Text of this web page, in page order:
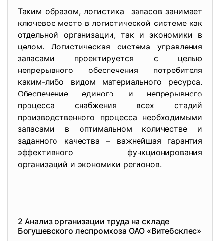
Таким образом, логистика запасов занимает
ключевое место в логистической системе как
отдельной организации, так и экономики в
целом. Логистическая система управления
запасами проектируется с целью
непрерывного обеспечения потребителя
каким-либо видом материального ресурса.
Обеспечение единого и непрерывного
процесса снабжения всех стадий
производственного процесса необходимыми
запасами в оптимальном количестве и
заданного качества – важнейшая гарантия
эффективного функционирования
организаций и экономики регионов.
2 Анализ организации труда на складе
Богушевского леспромхоза ОАО «Витебсклес»